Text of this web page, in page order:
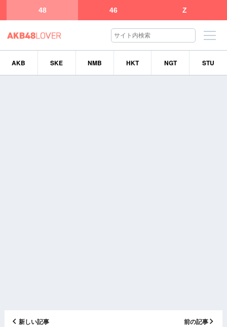
48 46 Z
AKB SKE NMB HKT NGT STU
新しい記事 前の記事